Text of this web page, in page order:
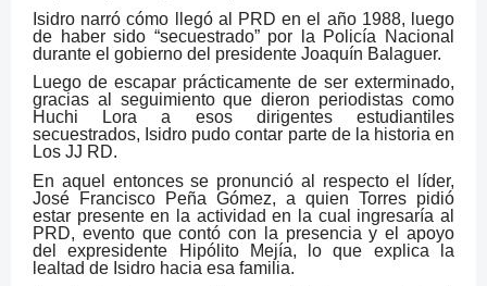
Isidro narró cómo llegó al PRD en el año 1988, luego
de haber sido “secuestrado” por la Policía Nacional
durante el gobierno del presidente Joaquín Balaguer.
Luego de escapar prácticamente de ser exterminado,
gracias al seguimiento que dieron periodistas como
Huchi Lora a esos dirigentes estudiantiles
secuestrados, Isidro pudo contar parte de la historia en
Los JJ RD.
En aquel entonces se pronunció al respecto el líder,
José Francisco Peña Gómez, a quien Torres pidió
estar presente en la actividad en la cual ingresaría al
PRD, evento que contó con la presencia y el apoyo
del expresidente Hipólito Mejía, lo que explica la
lealtad de Isidro hacia esa familia.